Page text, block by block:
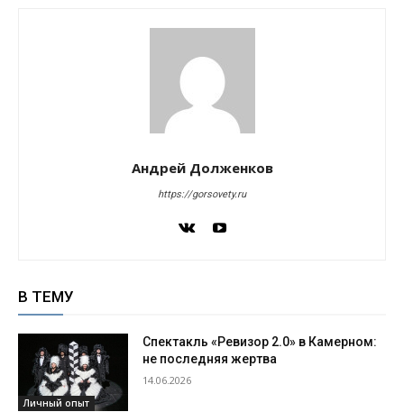
Андрей Долженков
https://gorsovety.ru
В ТЕМУ
Личный опыт
Спектакль «Ревизор 2.0» в Камерном:
не последняя жертва
14.06.2026